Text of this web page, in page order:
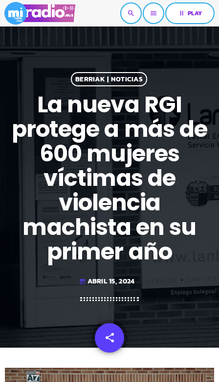
search menu pause PLAY
BERRIAK | NOTICIAS
La nueva RGI
protege a más de
600 mujeres
víctimas de
violencia
machista en su
primer año
today ABRIL 15, 2024
share
email